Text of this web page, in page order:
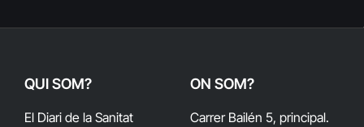
QUI SOM?
El Diari de la Sanitat
ON SOM?
Carrer Bailén 5, principal.